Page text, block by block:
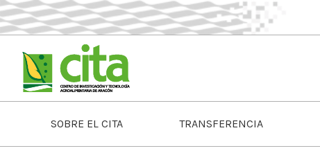
SOBRE EL CITA TRANSFERENCIA